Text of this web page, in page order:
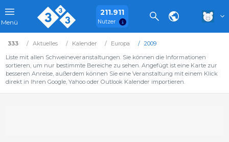
Menü
211.911
Nutzer
333 Aktuelles Kalender Europa
2009
Liste mit allen Schweineveranstaltungen. Sie können die Informationen
sortieren, um nur bestimmte Bereiche zu sehen. Angefügt ist eine Karte zur
besseren Anreise, außerdem können Sie eine Veranstaltung mit einem Klick
direkt in Ihren Google, Yahoo oder Outlook Kalender importieren.